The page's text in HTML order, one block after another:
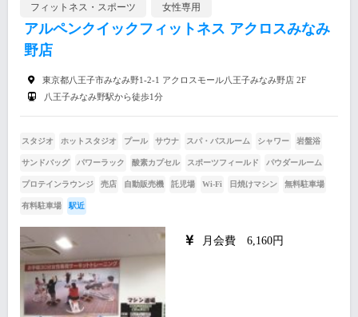
フィットネス・スポーツ 女性専用
アルペンクイックフィットネス アクロスみなみ
野店
東京都八王子市みなみ野1-2-1 アクロスモール八王子みなみ野店 2F
八王子みなみ野駅から徒歩1分
スタジオ ホットスタジオ プール サウナ スパ・バスルーム シャワー 岩盤浴
サンドバッグ パワーラック 酸素カプセル スポーツフィールド パウダールーム
プロテインラウンジ 売店 自動販売機 託児場 Wi-Fi 日焼けマシン 無料駐車場
有料駐車場 駅近
月会費 6,160円